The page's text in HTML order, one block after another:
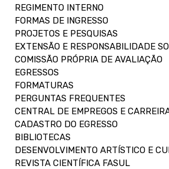
REGIMENTO INTERNO
FORMAS DE INGRESSO
PROJETOS E PESQUISAS
EXTENSÃO E RESPONSABILIDADE
COMISSÃO PRÓPRIA DE AVALIAÇÃO
EGRESSOS
FORMATURAS
PERGUNTAS FREQUENTES
CENTRAL DE EMPREGOS E
CADASTRO DO EGRESSO
BIBLIOTECAS
DESENVOLVIMENTO ARTÍSTICO E
REVISTA CIENTÍFICA FASUL